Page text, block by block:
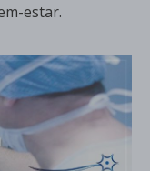
estar.